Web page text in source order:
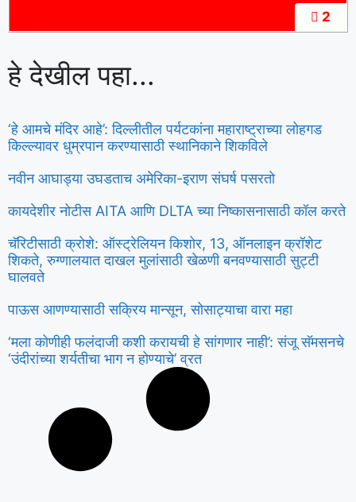
2
हे देखील पहा...
‘हे आमचे मंदिर आहे’: दिल्लीतील पर्यटकांना महाराष्ट्राच्या लोहगड
किल्ल्यावर धुम्रपान करण्यासाठी स्थानिकाने शिकविले
नवीन आघाड्या उघडताच अमेरिका-इराण संघर्ष पसरतो
कायदेशीर नोटीस AITA आणि DLTA च्या निष्कासनासाठी कॉल करते
चॅरिटीसाठी क्रोशे: ऑस्ट्रेलियन किशोर, 13, ऑनलाइन क्रॉशेट
शिकते, रुग्णालयात दाखल मुलांसाठी खेळणी बनवण्यासाठी सुट्टी
घालवते
पाऊस आणण्यासाठी सक्रिय मान्सून, सोसाट्याचा वारा महा
‘मला कोणीही फलंदाजी कशी करायची हे सांगणार नाही’: संजू सॅमसनचे
‘उंदीरांच्या शर्यतीचा भाग न होण्याचे’ व्रत